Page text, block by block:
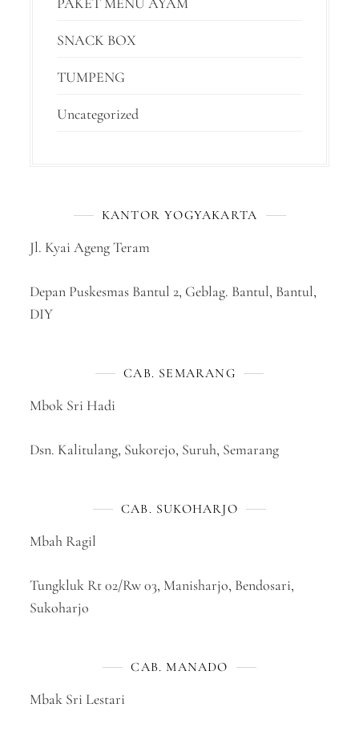
SNACK BOX
TUMPENG
Uncategorized
KANTOR YOGYAKARTA
Jl. Kyai Ageng Teram
Depan Puskesmas Bantul 2, Geblag. Bantul, Bantul,
DIY
CAB. SEMARANG
Mbok Sri Hadi
Dsn. Kalitulang, Sukorejo, Suruh, Semarang
CAB. SUKOHARJO
Mbah Ragil
Tungkluk Rt 02/Rw 03, Manisharjo, Bendosari,
Sukoharjo
CAB. MANADO
Mbak Sri Lestari